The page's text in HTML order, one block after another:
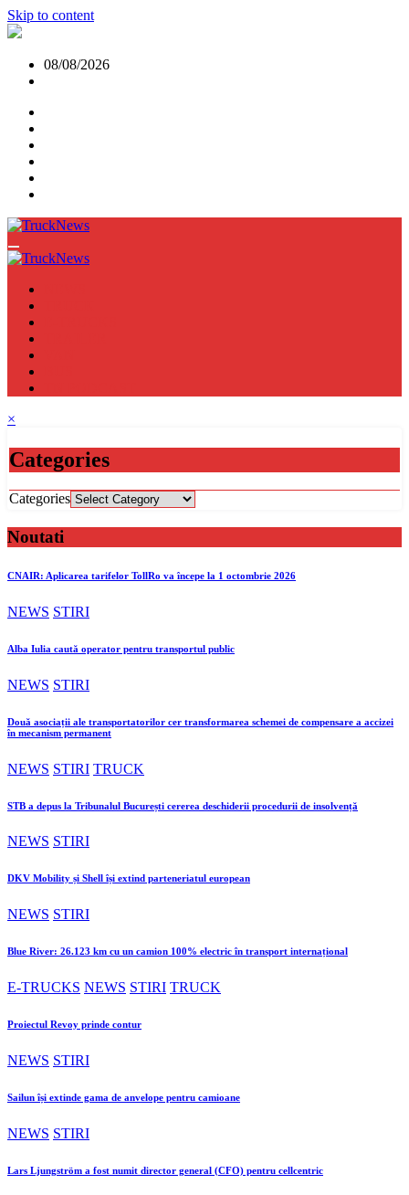
Skip to content
08/08/2026
×
Categories
Categories
Noutati
CNAIR: Aplicarea tarifelor TollRo va începe la 1 octombrie 2026
NEWS STIRI
Alba Iulia caută operator pentru transportul public
NEWS STIRI
Două asociații ale transportatorilor cer transformarea schemei de compensare a accizei
în mecanism permanent
NEWS STIRI TRUCK
STB a depus la Tribunalul București cererea deschiderii procedurii de insolvență
NEWS STIRI
DKV Mobility și Shell își extind parteneriatul european
NEWS STIRI
Blue River: 26.123 km cu un camion 100% electric în transport internațional
E-TRUCKS NEWS STIRI TRUCK
Proiectul Revoy prinde contur
NEWS STIRI
Sailun își extinde gama de anvelope pentru camioane
NEWS STIRI
Lars Ljungström a fost numit director general (CFO) pentru cellcentric